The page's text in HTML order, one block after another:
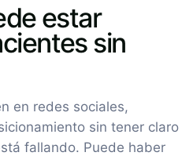
estar
sin
en redes sociales,
sin tener claro
fallando. Puede haber